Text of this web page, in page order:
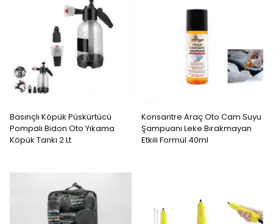
Basınçlı Köpük Püskürtücü
Pompalı Bidon Oto Yıkama
Köpük Tankı 2 Lt
Konsantre Araç Oto Cam Suyu
Şampuanı Leke Bırakmayan
Etkili Formül 40ml